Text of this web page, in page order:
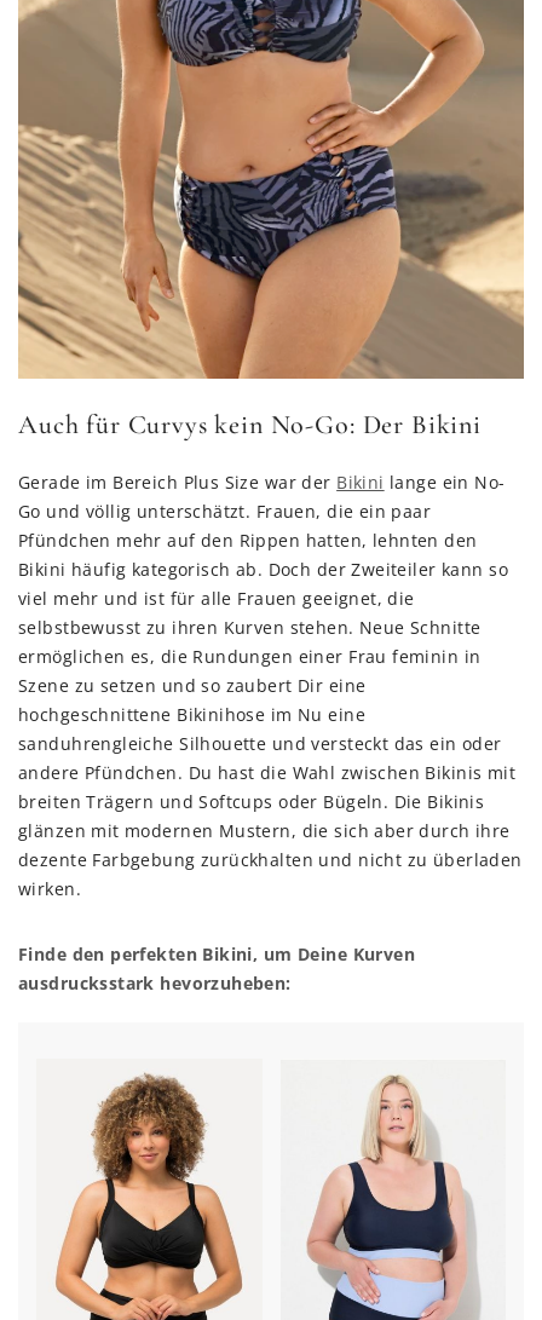
Auch für Curvys kein No-Go: Der Bikini
Gerade im Bereich Plus Size war der Bikini lange ein No-
Go und völlig unterschätzt. Frauen, die ein paar
Pfündchen mehr auf den Rippen hatten, lehnten den
Bikini häufig kategorisch ab. Doch der Zweiteiler kann so
viel mehr und ist für alle Frauen geeignet, die
selbstbewusst zu ihren Kurven stehen. Neue Schnitte
ermöglichen es, die Rundungen einer Frau feminin in
Szene zu setzen und so zaubert Dir eine
hochgeschnittene Bikinihose im Nu eine
sanduhrengleiche Silhouette und versteckt das ein oder
andere Pfündchen. Du hast die Wahl zwischen Bikinis mit
breiten Trägern und Softcups oder Bügeln. Die Bikinis
glänzen mit modernen Mustern, die sich aber durch ihre
dezente Farbgebung zurückhalten und nicht zu überladen
wirken.
Finde den perfekten Bikini, um Deine Kurven
ausdrucksstark hevorzuheben: